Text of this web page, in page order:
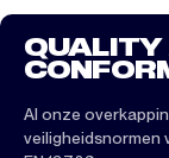
QUALITY
Al onze